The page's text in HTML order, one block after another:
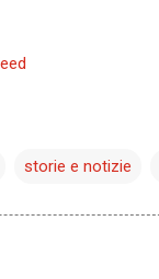
storie e notizie